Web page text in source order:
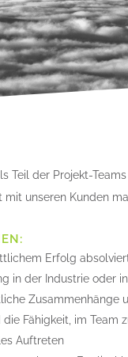
Teil der Projekt-
unseren Kunden
Erfolg
in der Industrie oder
Zusammenhänge
Fähigkeit, im Team
Auftreten